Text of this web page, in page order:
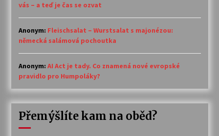
vás – a teď je čas se ozvat
Anonym: Fleischsalat – Wurstsalat s majonézou:
německá salámová pochoutka
Anonym: AI Act je tady. Co znamená nové evropské
pravidlo pro Humpoláky?
Přemýšlíte kam na oběd?